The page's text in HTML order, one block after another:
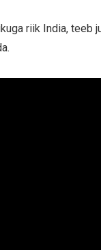
riik India,